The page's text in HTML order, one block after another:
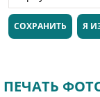
СОХРАНИТЬ Я
ПЕЧАТЬ